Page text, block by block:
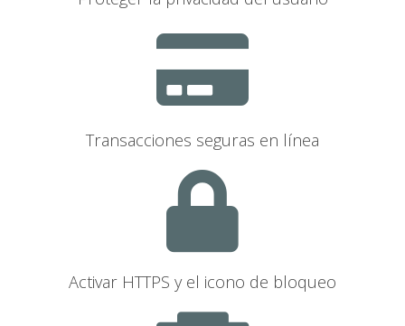
Transacciones seguras en línea
Activar HTTPS y el icono de bloqueo